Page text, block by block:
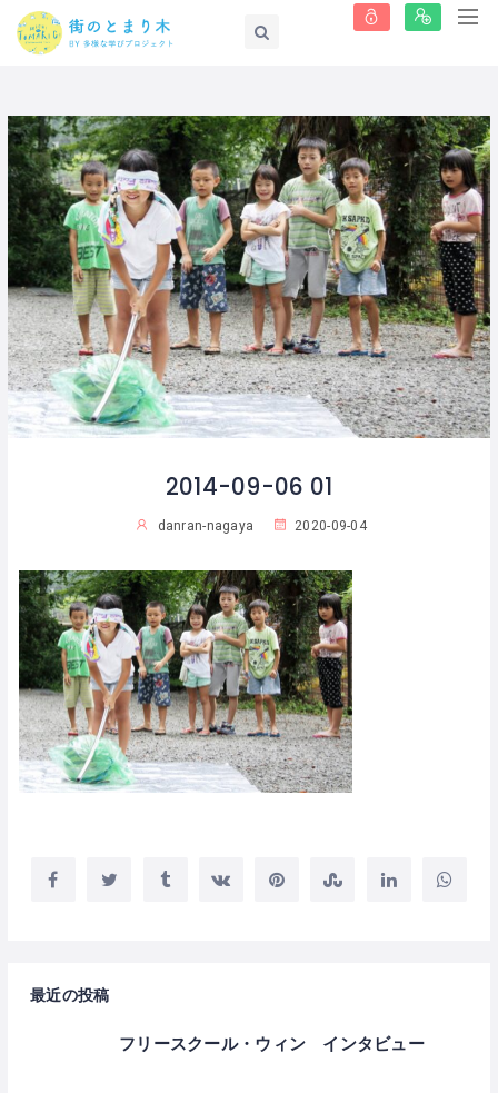
2014-09-06 01
danran-nagaya 2020-09-04
最近の投稿
フリースクール・ウィン インタビュー